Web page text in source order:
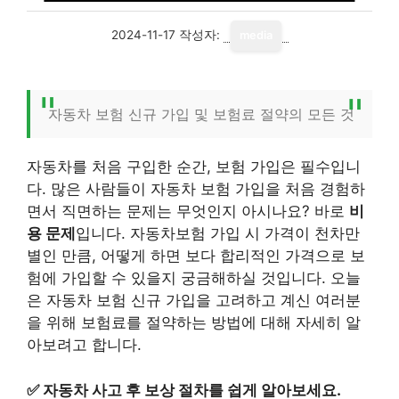
2024-11-17 작성자:
자동차 보험 신규 가입 및 보험료 절약의 모든 것
자동차를 처음 구입한 순간, 보험 가입은 필수입니
다. 많은 사람들이 자동차 보험 가입을 처음 경험하
면서 직면하는 문제는 무엇인지 아시나요? 바로 비
용 문제 입니다. 자동차보험 가입 시 가격이 천차만
별인 만큼, 어떻게 하면 보다 합리적인 가격으로 보
험에 가입할 수 있을지 궁금해하실 것입니다. 오늘
은 자동차 보험 신규 가입을 고려하고 계신 여러분
을 위해 보험료를 절약하는 방법에 대해 자세히 알
아보려고 합니다.
✅ 자동차 사고 후 보상 절차를 쉽게 알아보세요.